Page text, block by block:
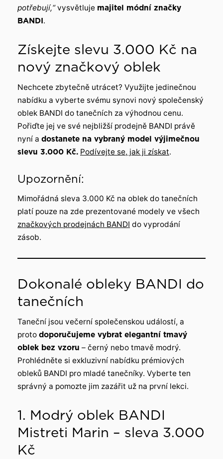
potřebují,“vysvětluje majitel módní značky
BANDI.
Získejte slevu 3.000 Kč na
nový značkový oblek
Nechcete zbytečně utrácet? Využijte jedinečnou
nabídku a vyberte svému synovi nový společenský
oblek BANDI do tanečních za výhodnou cenu.
Pořiďte jej ve své nejbližší prodejně BANDI právě
nyní a dostanete na vybraný model výjimečnou
slevu 3.000 Kč. Podívejte se, jak ji získat.
Upozornění:
Mimořádná sleva 3.000 Kč na oblek do tanečních
platí pouze na zde prezentované modely ve všech
značkových prodejnách BANDI do vyprodání
zásob.
Dokonalé obleky BANDI do
tanečních
Taneční jsou večerní společenskou událostí, a
proto doporučujeme vybrat elegantní tmavý
oblek bez vzoru – černý nebo tmavě modrý.
Prohlédněte si exkluzivní nabídku prémiových
obleků BANDI pro mladé tanečníky. Vyberte ten
správný a pomozte jim zazářit už na první lekci.
1. Modrý oblek BANDI
Mistreti Marin – sleva 3.000
Kč